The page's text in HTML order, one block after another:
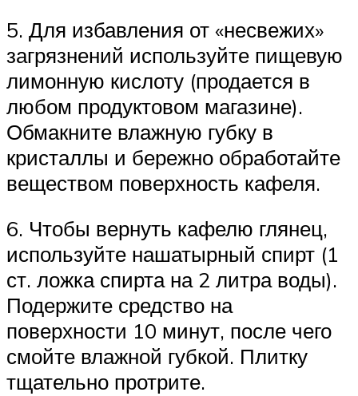
5. Для избавления от «несвежих»
загрязнений используйте пищевую
лимонную кислоту (продается в
любом продуктовом магазине).
Обмакните влажную губку в
кристаллы и бережно обработайте
веществом поверхность кафеля.
6. Чтобы вернуть кафелю глянец,
используйте нашатырный спирт (1
ст. ложка спирта на 2 литра воды).
Подержите средство на
поверхности 10 минут, после чего
смойте влажной губкой. Плитку
тщательно протрите.